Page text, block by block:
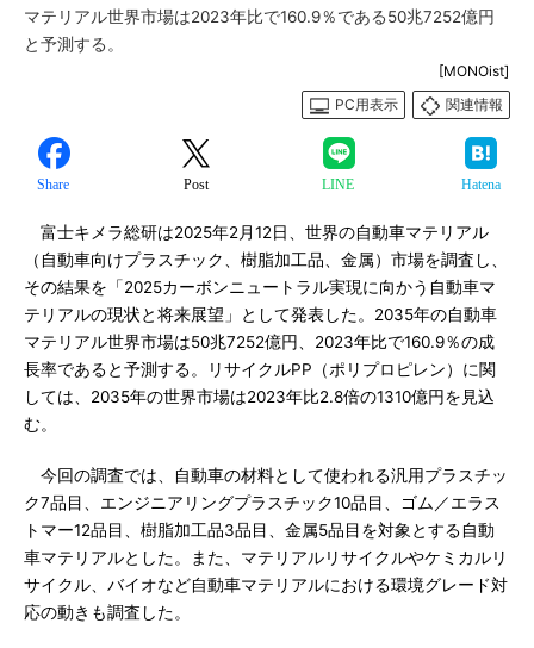
マテリアル世界市場は2023年比で160.9％である50兆7252億円
と予測する。
[MONOist]
PC用表示
関連情報
Share Post LINE Hatena
富士キメラ総研は2025年2月12日、世界の自動車マテリアル
（自動車向けプラスチック、樹脂加工品、金属）市場を調査し、
その結果を「2025カーボンニュートラル実現に向かう自動車マ
テリアルの現状と将来展望」として発表した。2035年の自動車
マテリアル世界市場は50兆7252億円、2023年比で160.9％の成
長率であると予測する。リサイクルPP（ポリプロピレン）に関
しては、2035年の世界市場は2023年比2.8倍の1310億円を見込
む。
今回の調査では、自動車の材料として使われる汎用プラスチッ
ク7品目、エンジニアリングプラスチック10品目、ゴム／エラス
トマー12品目、樹脂加工品3品目、金属5品目を対象とする自動
車マテリアルとした。また、マテリアルリサイクルやケミカルリ
サイクル、バイオなど自動車マテリアルにおける環境グレード対
応の動きも調査した。